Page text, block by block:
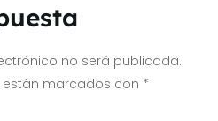
no será publicada.
marcados con *